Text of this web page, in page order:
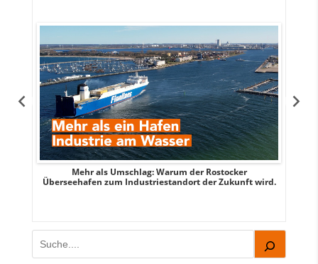
Mehr als Umschlag: Warum der Rostocker
Überseehafen zum Industriestandort der Zukunft wird.
Suchen